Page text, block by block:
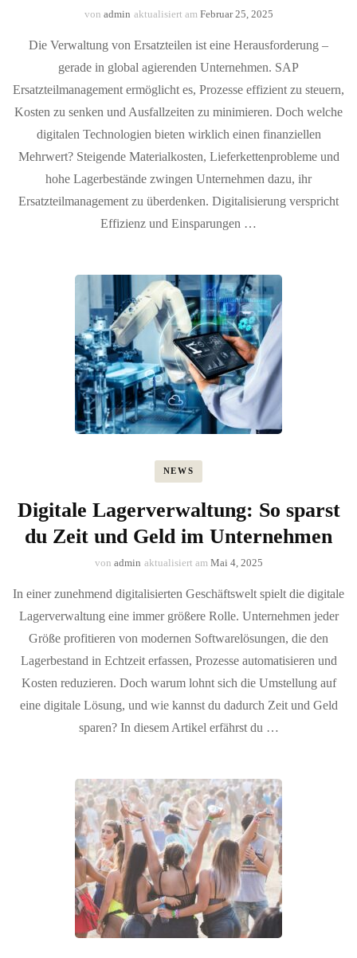
von admin aktualisiert am Februar 25, 2025
Die Verwaltung von Ersatzteilen ist eine Herausforderung –
gerade in global agierenden Unternehmen. SAP
Ersatzteilmanagement ermöglicht es, Prozesse effizient zu steuern,
Kosten zu senken und Ausfallzeiten zu minimieren. Doch welche
digitalen Technologien bieten wirklich einen finanziellen
Mehrwert? Steigende Materialkosten, Lieferkettenprobleme und
hohe Lagerbestände zwingen Unternehmen dazu, ihr
Ersatzteilmanagement zu überdenken. Digitalisierung verspricht
Effizienz und Einsparungen …
NEWS
Digitale Lagerverwaltung: So sparst
du Zeit und Geld im Unternehmen
von admin aktualisiert am Mai 4, 2025
In einer zunehmend digitalisierten Geschäftswelt spielt die digitale
Lagerverwaltung eine immer größere Rolle. Unternehmen jeder
Größe profitieren von modernen Softwarelösungen, die den
Lagerbestand in Echtzeit erfassen, Prozesse automatisieren und
Kosten reduzieren. Doch warum lohnt sich die Umstellung auf
eine digitale Lösung, und wie kannst du dadurch Zeit und Geld
sparen? In diesem Artikel erfährst du …